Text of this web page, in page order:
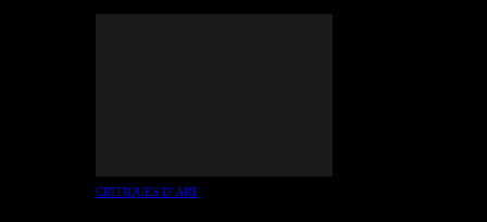
CRITIQUES D’ART